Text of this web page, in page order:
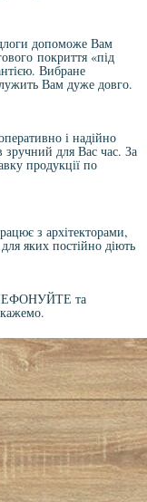
допоможе Вам
покриття «під
Вибране
Вам дуже довго.
і надійно
зручний для Вас час. За
продукції по
з архітекторами,
яких постійно діють
та